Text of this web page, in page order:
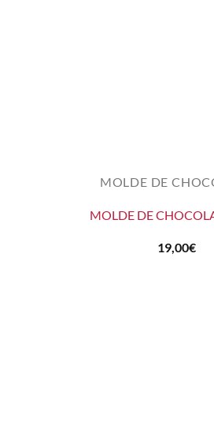
MOLDE DE
MOLDE DE
19,00€